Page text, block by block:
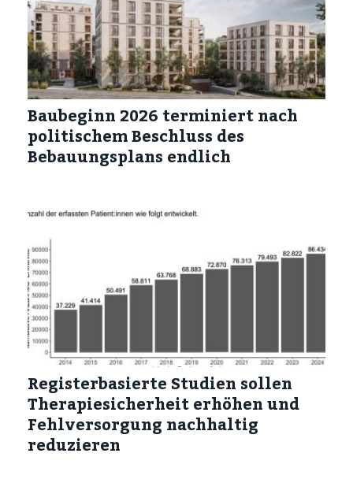
Baubeginn 2026 terminiert nach
politischem Beschluss des
Bebauungsplans endlich
Registerbasierte Studien sollen
Therapiesicherheit erhöhen und
Fehlversorgung nachhaltig
reduzieren